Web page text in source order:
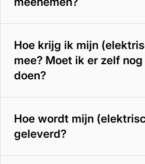
Hoe krijg ik mijn
mee? Moet ik er zelf
doen?
Hoe wordt mijn
geleverd?